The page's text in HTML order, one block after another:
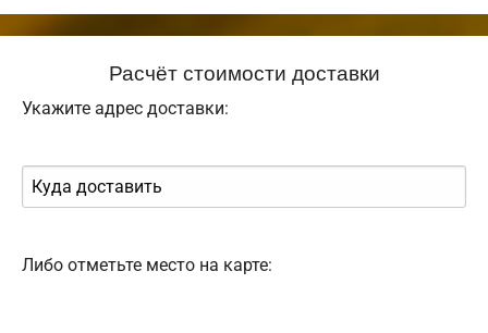
Расчёт стоимости доставки
Укажите адрес доставки:
Либо отметьте место на карте: